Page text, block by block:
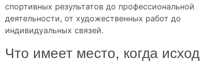
спортивных результатов до профессиональной
деятельности, от художественных работ до
индивидуальных связей.
Что имеет место, когда исход